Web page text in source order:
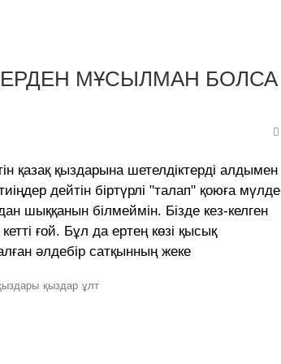
МҰСЫЛМАН БОЛСА
қазақ қыздарына шетелдіктерді алдымен
дейтін біртүрлі "талап" қоюға мүлде
шыққанын білмеймін. Бізде кез-келген
ғой. Бұл да ертең көзі қысық
әлдебір сатқынның жеке
қыздар ұлт